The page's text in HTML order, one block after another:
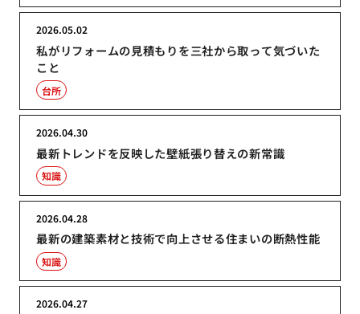
私がリフォームの見積もりを三社から取って気づいた
こと
2026.05.02
台所
最新トレンドを反映した壁紙張り替えの新常識
2026.04.30
知識
最新の建築素材と技術で向上させる住まいの断熱性能
2026.04.28
知識
2026.04.27